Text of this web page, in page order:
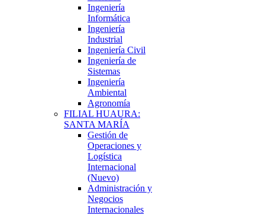
Ingeniería
Informática
Ingeniería
Industrial
Ingeniería Civil
Ingeniería de
Sistemas
Ingeniería
Ambiental
Agronomía
FILIAL HUAURA:
SANTA MARÍA
Gestión de
Operaciones y
Logística
Internacional
(Nuevo)
Administración y
Negocios
Internacionales